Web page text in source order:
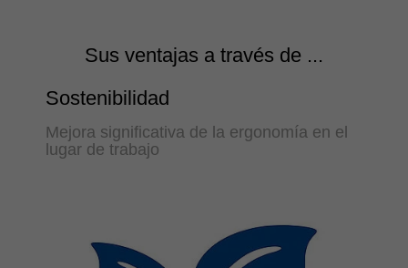
Sus ventajas a través de ...
Sostenibilidad
Mejora significativa de la ergonomía en el
lugar de trabajo